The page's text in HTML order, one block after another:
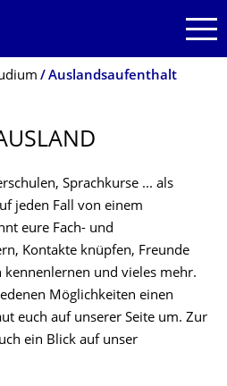
Auslandsaufenthalt
Sprachkurse ... als
jeden Fall von einem
eure Fach- und
Kontakte knüpfen, Freunde
und vieles mehr.
Möglichkeiten einen
euch auf unserer Seite um. Zur
ein Blick auf unser